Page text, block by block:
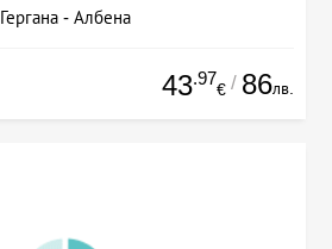
Гергана - Албена
43.97
€ / 86лв.